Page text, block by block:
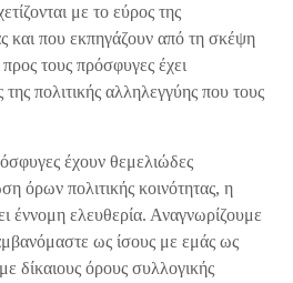
με το εύρος της
και που εκπηγάζουν από τη σκέψη
τους πρόσφυγες έχει
πολιτικής αλληλεγγύης που τους
έχουν θεμελιώδες
όρων πολιτικής κοινότητας, η
έννομη ελευθερία. Αναγνωρίζουμε
ως ίσους με εμάς ως
δίκαιους όρους συλλογικής